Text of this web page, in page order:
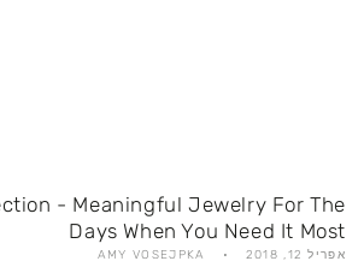
- Meaningful Jewelry For The
Days When You Need It Most
אפריל 12, 2018 AMY VOSEJPKA